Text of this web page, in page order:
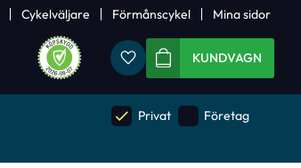
Cykelväljare Förmånscykel Mina sidor
FavoriterKUNDVAGN
done Privat Företag